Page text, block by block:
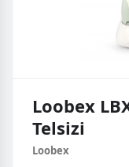
Loobex
Telsizi
Loobex